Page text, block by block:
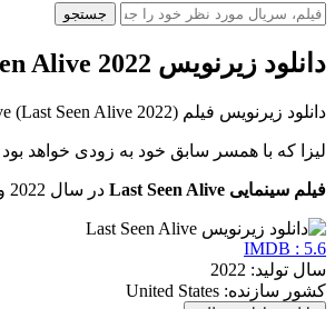
جستجو
دانلود زیرنویس Last Seen Alive 2022
دانلود زیرنویس فیلم Last Seen Alive (Last Seen Alive 2022) با آی ام دی بی 5.6 در بست سابتایتل ارائه شده است.
لیزا که با همسر سابق خود به زودی خواهد
فیلم سینمایی Last Seen Alive در سال 2022 و به کارگردانی Brian Goodman ساخته شد. این فیلم با حضور و نقش آفرینی بازیگرانی همچون Gerard Butler, Jaimie Alexander, Russell Hornsby همراه بوده است.
IMDB : 5.6
سال تولید: 2022
کشور سازنده: United States